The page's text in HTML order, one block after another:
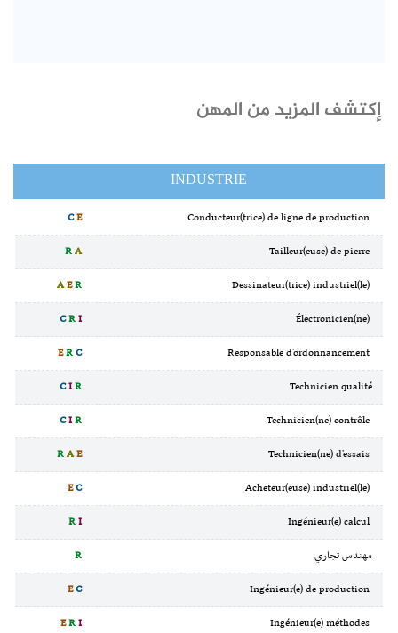
إكتشف المزيد من المهن
INDUSTRIE
CE
RA
AER
CRI
ERC
CIR
CIR
RAE
EC
RI
مهندس تجاري
R
EC
ERI